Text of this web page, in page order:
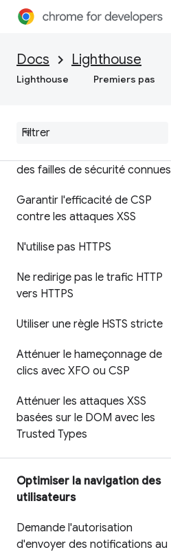
Docs Lighthouse
Lighthouse Premiers pas
ressources
Sécuriser votre page
Inclut des bibliothèques Java
des failles de sécurité connues
Garantir l'efficacité de CSP
contre les attaques XSS
N'utilise pas HTTPS
Ne redirige pas le trafic HTTP
vers HTTPS
Utiliser une règle HSTS stricte
Atténuer le hameçonnage de
clics avec XFO ou CSP
Atténuer les attaques XSS
basées sur le DOM avec les
Trusted Types
Optimiser la navigation des
utilisateurs
Demande l'autorisation
d'envoyer des notifications au